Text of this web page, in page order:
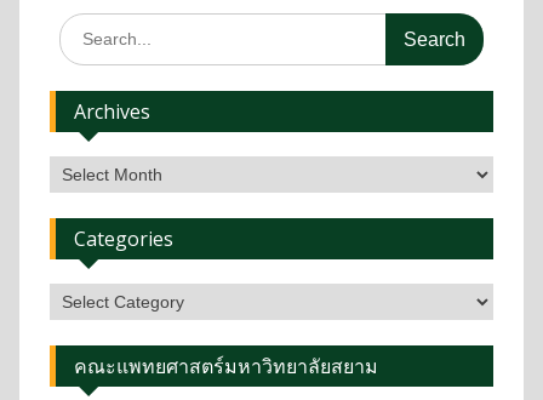
Archives
Categories
คณะแพทยศาสตร์มหาวิทยาลัยสยาม